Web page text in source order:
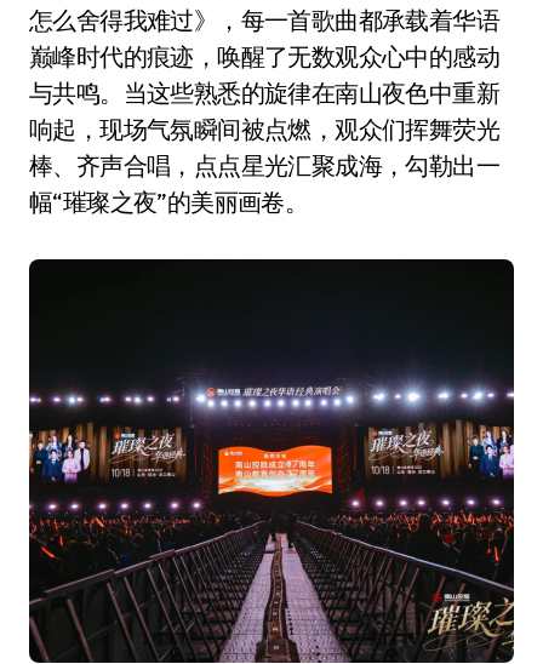
怎么舍得我难过》，每一首歌曲都承载着华语
巅峰时代的痕迹，唤醒了无数观众心中的感动
与共鸣。当这些熟悉的旋律在南山夜色中重新
响起，现场气氛瞬间被点燃，观众们挥舞荧光
棒、齐声合唱，点点星光汇聚成海，勾勒出一
幅“璀璨之夜”的美丽画卷。